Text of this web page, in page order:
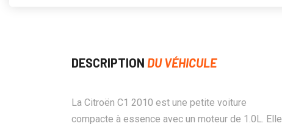
DESCRIPTION DU VÉHICULE
La Citroën C1 2010 est une petite voiture
compacte à essence avec un moteur de 1.0L. Elle